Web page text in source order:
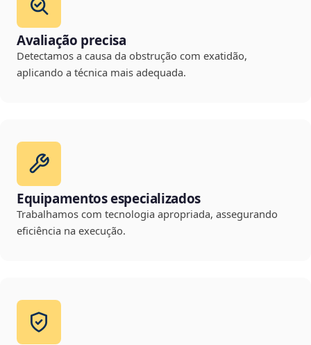
Avaliação precisa
Detectamos a causa da obstrução com exatidão,
aplicando a técnica mais adequada.
Equipamentos especializados
Trabalhamos com tecnologia apropriada, assegurando
eficiência na execução.